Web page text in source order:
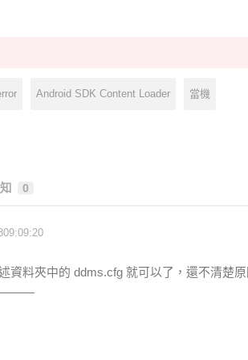
Android SDK Content Loader 當機
0
資料夾中的 ddms.cfg 就可以了，還不清楚原